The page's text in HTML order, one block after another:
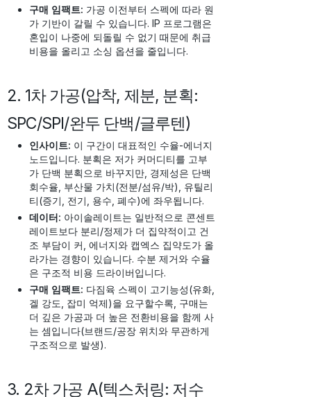
구매 임팩트: 가공 이전부터 스펙에 따라 원
가 기반이 갈릴 수 있습니다. IP 프로그램은
혼입이 나중에 되돌릴 수 없기 때문에 취급
비용을 올리고 소싱 옵션을 줄입니다.
2. 1차 가공(압착, 제분, 분획:
SPC/SPI/완두 단백/글루텐)
인사이트: 이 구간이 대표적인 수율-에너지
노드입니다. 분획은 저가 커머디티를 고부
가 단백 분획으로 바꾸지만, 경제성은 단백
회수율, 부산물 가치(전분/섬유/박), 유틸리
티(증기, 전기, 용수, 폐수)에 좌우됩니다.
데이터: 아이솔레이트는 일반적으로 콘센트
레이트보다 분리/정제가 더 집약적이고 건
조 부담이 커, 에너지와 캡엑스 집약도가 올
라가는 경향이 있습니다. 수분 제거와 수율
은 구조적 비용 드라이버입니다.
구매 임팩트: 다짐육 스펙이 고기능성(유화,
겔 강도, 잡미 억제)을 요구할수록, 구매는
더 깊은 가공과 더 높은 전환비용을 함께 사
는 셈입니다(브랜드/공장 위치와 무관하게
구조적으로 발생).
3. 2차 가공 A(텍스처링: 저수